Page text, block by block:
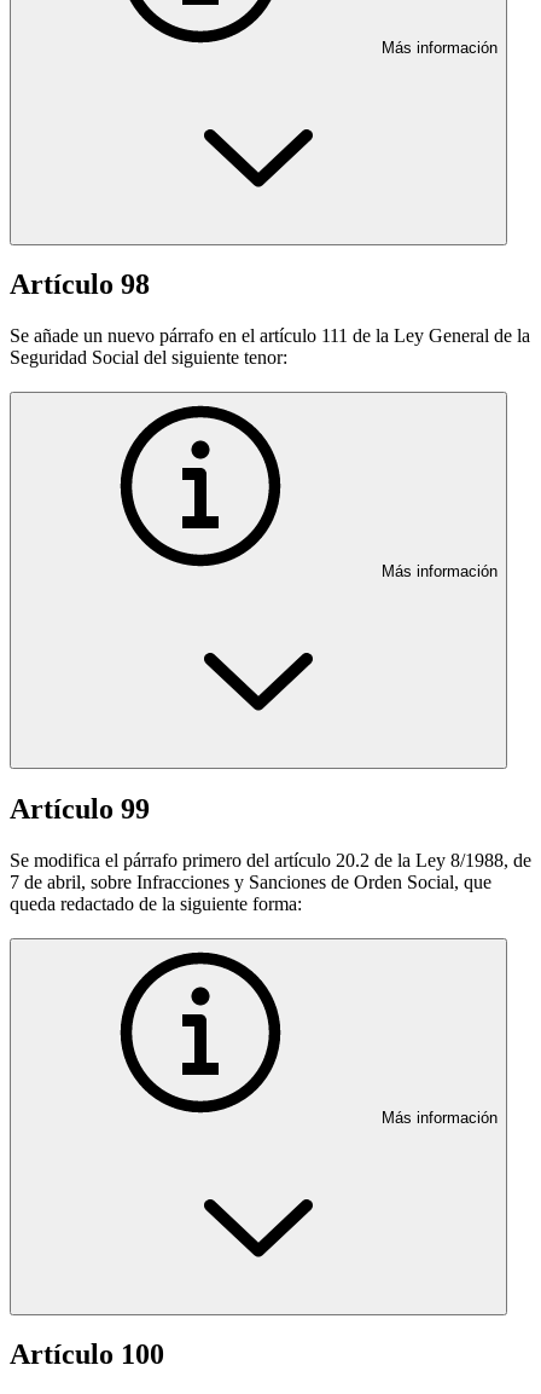
Más información
Artículo 98
Se añade un nuevo párrafo en el artículo 111 de la Ley General de la
Seguridad Social del siguiente tenor:
Más información
Artículo 99
Se modifica el párrafo primero del artículo 20.2 de la Ley 8/1988, de
7 de abril, sobre Infracciones y Sanciones de Orden Social, que
queda redactado de la siguiente forma:
Más información
Artículo 100